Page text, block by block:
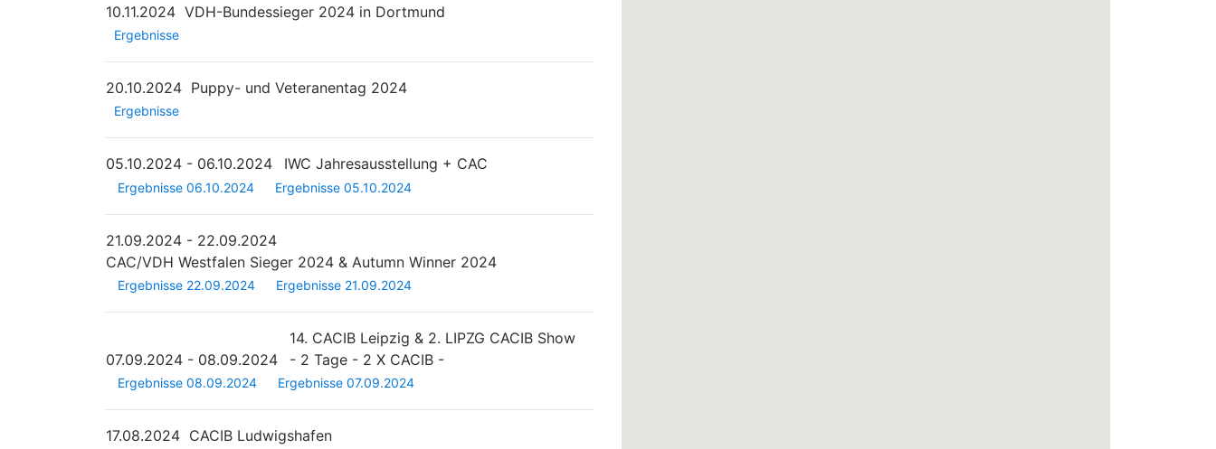
10.11.2024 VDH-Bundessieger 2024 in Dortmund
Ergebnisse
20.10.2024 Puppy- und Veteranentag 2024
Ergebnisse
05.10.2024 - 06.10.2024 IWC Jahresausstellung + CAC
Ergebnisse 06.10.2024 Ergebnisse 05.10.2024
21.09.2024 - 22.09.2024
CAC/VDH Westfalen Sieger 2024 & Autumn Winner 2024
Ergebnisse 22.09.2024 Ergebnisse 21.09.2024
07.09.2024 - 08.09.2024
14. CACIB Leipzig & 2. LIPZG CACIB Show
- 2 Tage - 2 X CACIB -
Ergebnisse 08.09.2024 Ergebnisse 07.09.2024
17.08.2024 CACIB Ludwigshafen